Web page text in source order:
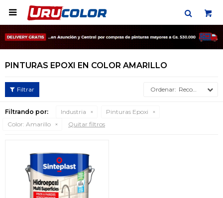

PINTURAS EPOXI EN COLOR AMARILLO
Recomendados
Filtrando por: Industria
Pinturas Epoxi
Color: Amarillo Quitar filtros